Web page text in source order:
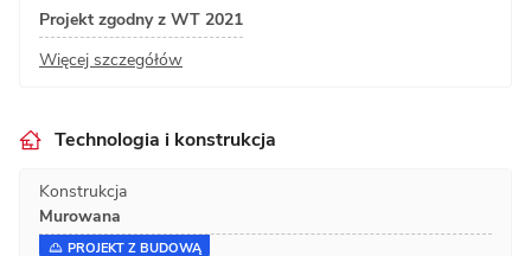
Projekt zgodny z WT 2021
Więcej szczegółów
Technologia i konstrukcja
Konstrukcja
Murowana
PROJEKT Z BUDOWĄ